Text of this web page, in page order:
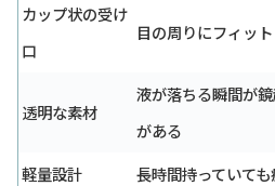
カップ状の受け
口
目の周りにフィッ
透明な素材
液が落ちる瞬間が
がある
軽量設計
長時間持っていて